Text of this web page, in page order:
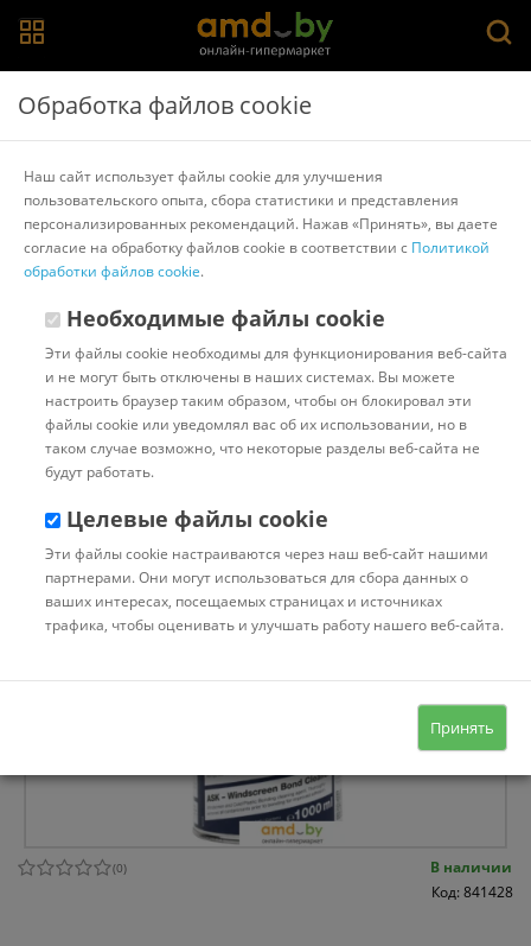
Главная > Каталог товаров
Растворители, обезжириватели и
преобразователи ржавчины > Forch
Обезжириватель FORCH Очиститель полиуретана
для стекол R540 1л 61101001
Другие товары Forch
(0)
В наличии
Код: 841428
Обработка файлов cookie
Наш сайт использует файлы cookie для улучшения
пользовательского опыта, сбора статистики и представления
персонализированных рекомендаций. Нажав «Принять», вы даете
согласие на обработку файлов cookie в соответствии с Политикой
обработки файлов cookie.
Необходимые файлы cookie
Эти файлы cookie необходимы для функционирования веб-сайта
и не могут быть отключены в наших системах. Вы можете
настроить браузер таким образом, чтобы он блокировал эти
файлы cookie или уведомлял вас об их использовании, но в
таком случае возможно, что некоторые разделы веб-сайта не
будут работать.
Целевые файлы cookie
Эти файлы cookie настраиваются через наш веб-сайт нашими
партнерами. Они могут использоваться для сбора данных о
ваших интересах, посещаемых страницах и источниках
трафика, чтобы оценивать и улучшать работу нашего веб-сайта.
Принять